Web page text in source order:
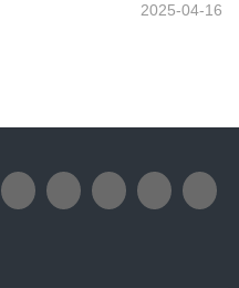
2025-04-16